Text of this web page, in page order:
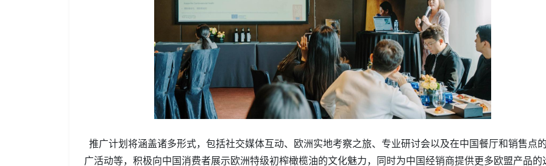
推广计划将涵盖诸多形式，包括社交媒体互动、欧洲实地考察之旅、专业研讨会以及在中国餐厅和销售点
广活动等，积极向中国消费者展示欧洲特级初榨橄榄油的文化魅力，同时为中国经销商提供更多欧盟产品的